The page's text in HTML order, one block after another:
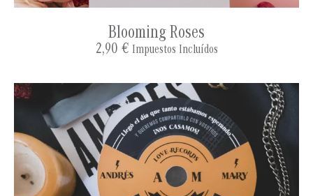
Blooming Roses
2,90 € Impuestos Incluídos